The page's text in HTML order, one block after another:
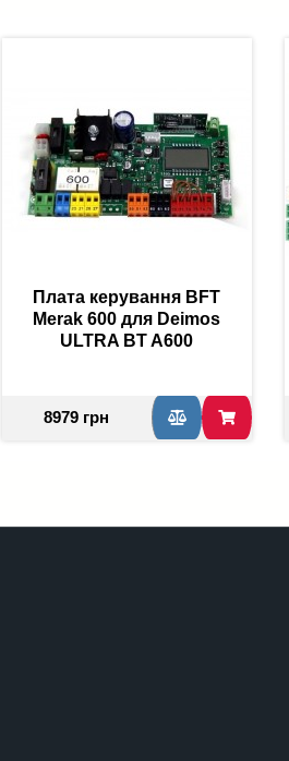
Плата керування BFT
Merak 600 для Deimos
ULTRA BT A600
8979 грн